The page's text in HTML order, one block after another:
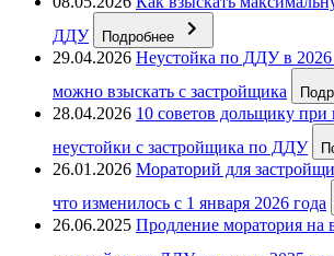
ДДУ
Подробнее
29.04.2026 Неустойка по ДДУ в 2026
можно взыскать с застройщика
28.04.2026 10 советов дольщику при
неустойки с застройщика по ДДУ
26.01.2026 Мораторий для
что изменилось с 1 января 2026 года
26.06.2025 Продление моратория на